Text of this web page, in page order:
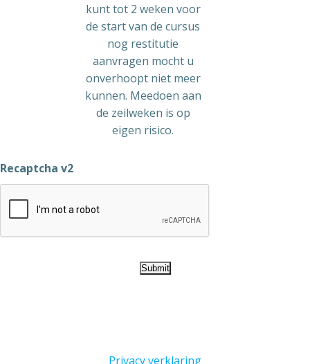
kunt tot 2 weken voor
de start van de cursus
nog restitutie
aanvragen mocht u
onverhoopt niet meer
kunnen. Meedoen aan
de zeilweken is op
eigen risico.
Recaptcha v2
Privacy verklaring